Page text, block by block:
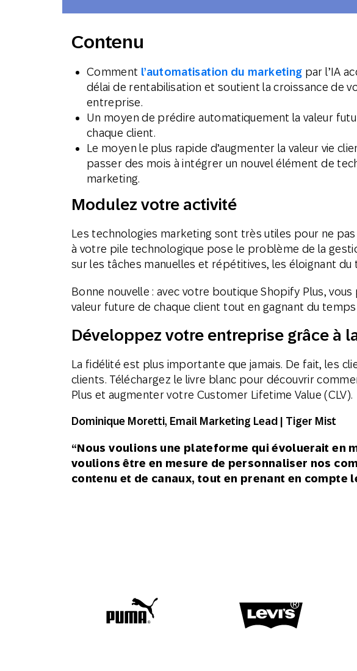
Email
Contenu
Comment l’automatisation du marketing par l’IA
délai de rentabilisation et soutient la croissance de
entreprise.
Un moyen de prédire automatiquement la valeur
chaque client.
Le moyen le plus rapide d’augmenter la valeur vie
passer des mois à intégrer un nouvel élément de
marketing.
Modulez votre activité
Les technologies marketing sont très utiles pour ne
à votre pile technologique pose le problème de la
sur les tâches manuelles et répétitives, les éloignant
Bonne nouvelle : avec votre boutique Shopify Plus,
valeur future de chaque client tout en gagnant du
Développez votre entreprise grâce à
La fidélité est plus importante que jamais. De fait, les
clients. Téléchargez le livre blanc pour découvrir
Plus et augmenter votre Customer Lifetime Value (CLV).
Dominique Moretti, Email Marketing Lead | Tiger Mist
“Nous voulions une plateforme qui évoluerait en
voulions être en mesure de personnaliser nos
contenu et de canaux, tout en prenant en compte